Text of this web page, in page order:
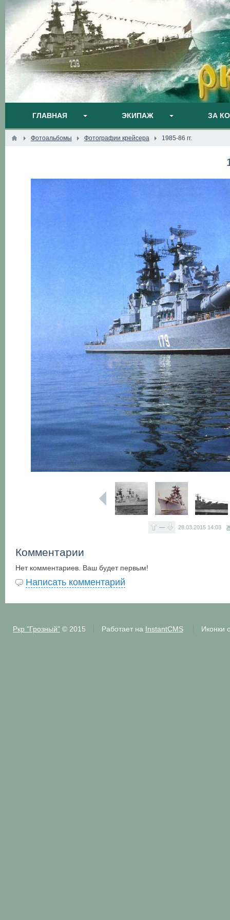
ГЛАВНАЯ ЭКИПАЖ ЗА
Фотоальбомы Фотографии крейсера 1985-86 гг.
— 28.03.2015 14:03
Комментарии
Нет комментариев. Ваш будет первым!
Написать комментарий
Ркр "Грозный"© 2015 Работает на InstantCMS Иконки